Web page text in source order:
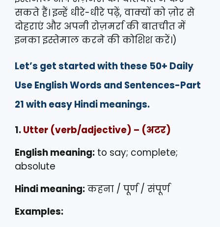
सकते हैं। इन्हें धीरे-धीरे पढ़ें, वाक्यों को ज़ोर से
दोहराएं और अपनी रोज़मर्रा की बातचीत में
इनका इस्तेमाल करने की कोशिश करें।)
Let’s get started with these 50+ Daily
Use English Words and Sentences-Part
21 with easy Hindi meanings.
1.Utter (verb/adjective) – (अटर)
English meaning: to say; complete;
absolute
Hindi meaning:कहना / पूर्ण / संपूर्ण
Examples: